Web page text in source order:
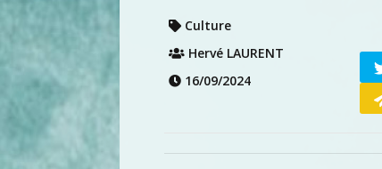
Culture
Hervé LAURENT
16/09/2024